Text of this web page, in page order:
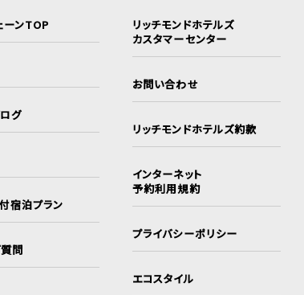
ーンTOP
グ
宿泊プラン
問
リッチモンドホテルズ
カスタマーセンター
お問い合わせ
リッチモンドホテルズ約款
インターネット
予約利用規約
プライバシーポリシー
エコスタイル